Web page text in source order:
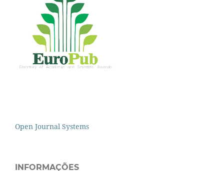
Open Journal Systems
INFORMAÇÕES